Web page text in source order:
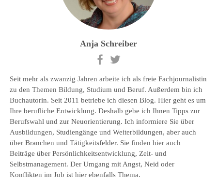
Anja Schreiber
Seit mehr als zwanzig Jahren arbeite ich als freie Fachjournalistin
zu den Themen Bildung, Studium und Beruf. Außerdem bin ich
Buchautorin. Seit 2011 betriebe ich diesen Blog. Hier geht es um
Ihre berufliche Entwicklung. Deshalb gebe ich Ihnen Tipps zur
Berufswahl und zur Neuorientierung. Ich informiere Sie über
Ausbildungen, Studiengänge und Weiterbildungen, aber auch
über Branchen und Tätigkeitsfelder. Sie finden hier auch
Beiträge über Persönlichkeitsentwicklung, Zeit- und
Selbstmanagement. Der Umgang mit Angst, Neid oder
Konflikten im Job ist hier ebenfalls Thema.